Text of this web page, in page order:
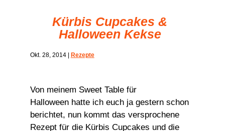
Kürbis Cupcakes &
Halloween Kekse
Okt. 28, 2014| Rezepte
Von meinem Sweet Table für
Halloween hatte ich euch ja gestern schon
berichtet, nun kommt das versprochene
Rezept für die Kürbis Cupcakes und die